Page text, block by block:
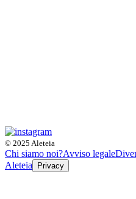
© 2025 Aleteia
Chi siamo noi?Avviso legale
Aleteia
Privacy